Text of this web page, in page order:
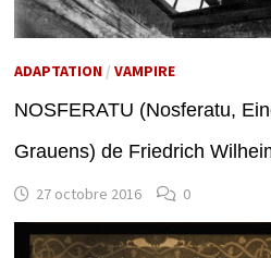
ADAPTATION/ VAMPIRE
NOSFERATU (Nosferatu,
Grauens) de Friedrich
27 octobre 2016 0